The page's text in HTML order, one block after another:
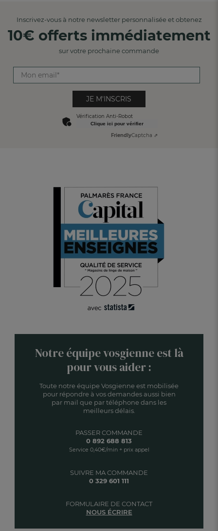
Inscrivez-vous à notre newsletter personnalisée et obtenez
10€ offerts immédiatement
sur votre prochaine commande
JE M'INSCRIS
Vérification Anti-Robot
Clique ici pour vérifier
FriendlyCaptcha ⇗
Notre équipe vosgienne est là
pour vous aider :
Toute notre équipe Vosgienne est mobilisée
pour répondre à vos demandes aussi bien
par mail que par téléphone dans les
meilleurs délais.
SUIVRE MA COMMANDE
0 329 601 111
PASSER COMMANDE
0 892 688 813
Service 0,40€/min + prix appel
FORMULAIRE DE CONTACT
NOUS ÉCRIRE